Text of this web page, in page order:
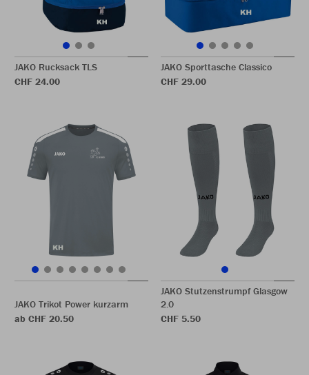
JAKO Rucksack TLS
CHF 24.00
JAKO Sporttasche Classico
CHF 29.00
JAKO Trikot Power kurzarm
ab CHF 20.50
JAKO Stutzenstrumpf Glasgow
2.0
CHF 5.50